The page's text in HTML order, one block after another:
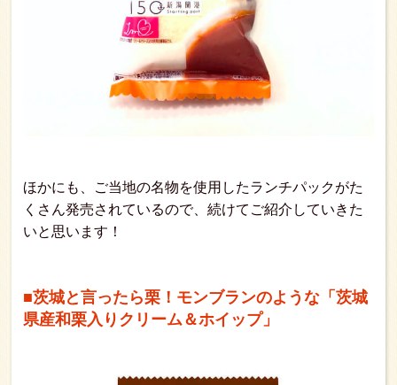
ほかにも、ご当地の名物を使用したランチパックがた
くさん発売されているので、続けてご紹介していきた
いと思います！
■茨城と言ったら栗！モンブランのような「茨城
県産和栗入りクリーム＆ホイップ」